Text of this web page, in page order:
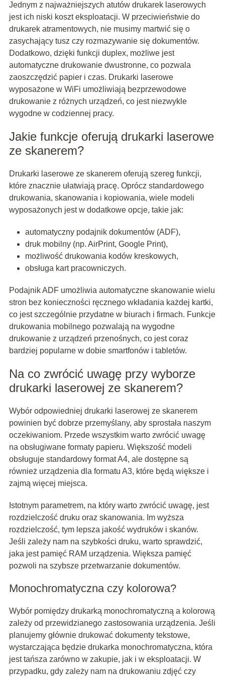
Jednym z najważniejszych atutów drukarek laserowych
jest ich niski koszt eksploatacji. W przeciwieństwie do
drukarek atramentowych, nie musimy martwić się o
zasychający tusz czy rozmazywanie się dokumentów.
Dodatkowo, dzięki funkcji duplex, możliwe jest
automatyczne drukowanie dwustronne, co pozwala
zaoszczędzić papier i czas. Drukarki laserowe
wyposażone w WiFi umożliwiają bezprzewodowe
drukowanie z różnych urządzeń, co jest niezwykle
wygodne w codziennej pracy.
Jakie funkcje oferują drukarki laserowe
ze skanerem?
Drukarki laserowe ze skanerem oferują szereg funkcji,
które znacznie ułatwiają pracę. Oprócz standardowego
drukowania, skanowania i kopiowania, wiele modeli
wyposażonych jest w dodatkowe opcje, takie jak:
automatyczny podajnik dokumentów (ADF),
druk mobilny (np. AirPrint, Google Print),
możliwość drukowania kodów kreskowych,
obsługa kart pracowniczych.
Podajnik ADF umożliwia automatyczne skanowanie wielu
stron bez konieczności ręcznego wkładania każdej kartki,
co jest szczególnie przydatne w biurach i firmach. Funkcje
drukowania mobilnego pozwalają na wygodne
drukowanie z urządzeń przenośnych, co jest coraz
bardziej popularne w dobie smartfonów i tabletów.
Na co zwrócić uwagę przy wyborze
drukarki laserowej ze skanerem?
Wybór odpowiedniej drukarki laserowej ze skanerem
powinien być dobrze przemyślany, aby sprostała naszym
oczekiwaniom. Przede wszystkim warto zwrócić uwagę
na obsługiwane formaty papieru. Większość modeli
obsługuje standardowy format A4, ale dostępne są
również urządzenia dla formatu A3, które będą większe i
zajmą więcej miejsca.
Istotnym parametrem, na który warto zwrócić uwagę, jest
rozdzielczość druku oraz skanowania. Im wyższa
rozdzielczość, tym lepsza jakość wydruków i skanów.
Jeśli zależy nam na szybkości druku, warto sprawdzić,
jaka jest pamięć RAM urządzenia. Większa pamięć
pozwoli na szybsze przetwarzanie dokumentów.
Monochromatyczna czy kolorowa?
Wybór pomiędzy drukarką monochromatyczną a kolorową
zależy od przewidzianego zastosowania urządzenia. Jeśli
planujemy głównie drukować dokumenty tekstowe,
wystarczająca będzie drukarka monochromatyczna, która
jest tańsza zarówno w zakupie, jak i w eksploatacji. W
przypadku, gdy zależy nam na drukowaniu zdjęć czy